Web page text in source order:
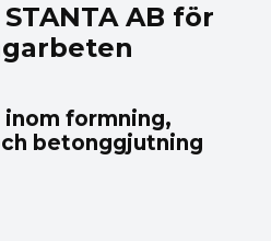
AB för
formning,
betonggjutning